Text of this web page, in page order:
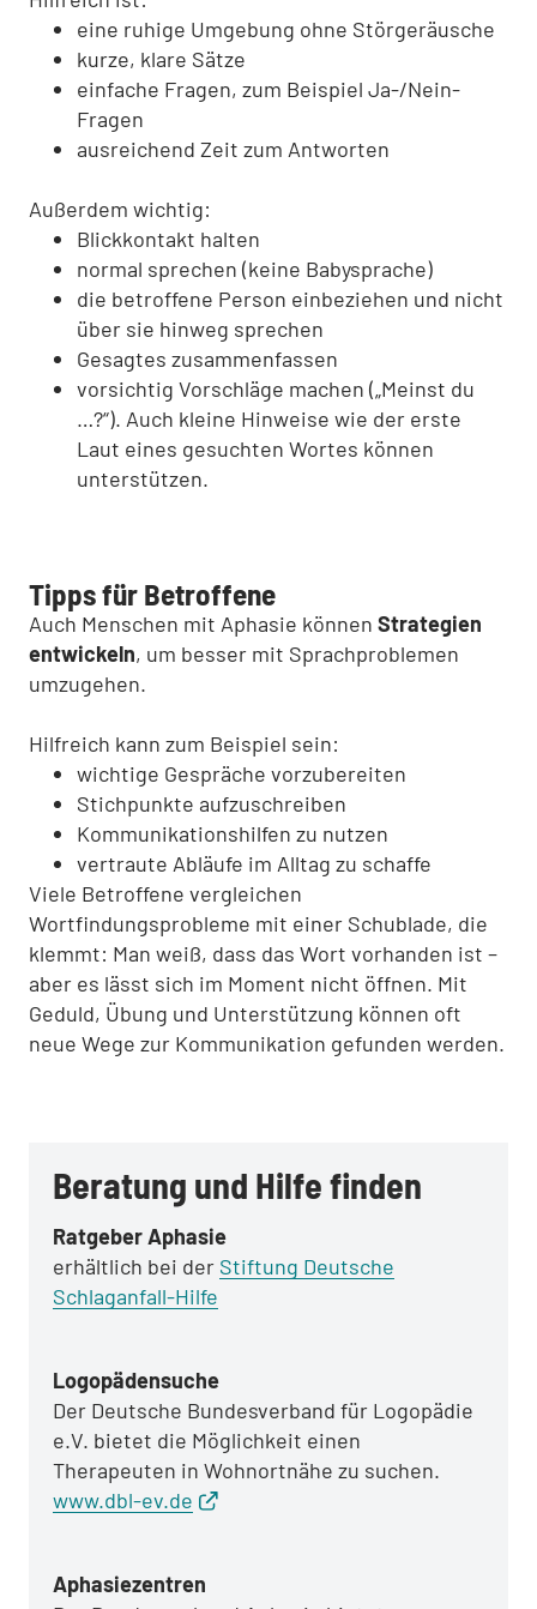
eine ruhige Umgebung ohne Störgeräusche
kurze, klare Sätze
einfache Fragen, zum Beispiel Ja-/Nein-
Fragen
ausreichend Zeit zum Antworten
Außerdem wichtig:
Blickkontakt halten
normal sprechen (keine Babysprache)
die betroffene Person einbeziehen und nicht
über sie hinweg sprechen
Gesagtes zusammenfassen
vorsichtig Vorschläge machen („Meinst du
…?“). Auch kleine Hinweise wie der erste
Laut eines gesuchten Wortes können
unterstützen.
Tipps für Betroffene
Auch Menschen mit Aphasie können Strategien
entwickeln, um besser mit Sprachproblemen
umzugehen.
Hilfreich kann zum Beispiel sein:
wichtige Gespräche vorzubereiten
Stichpunkte aufzuschreiben
Kommunikationshilfen zu nutzen
vertraute Abläufe im Alltag zu schaffe
Viele Betroffene vergleichen
Wortfindungsprobleme mit einer Schublade, die
klemmt: Man weiß, dass das Wort vorhanden ist –
aber es lässt sich im Moment nicht öffnen. Mit
Geduld, Übung und Unterstützung können oft
neue Wege zur Kommunikation gefunden werden.
Beratung und Hilfe finden
Ratgeber Aphasie
erhältlich bei der Stiftung Deutsche
Schlaganfall-Hilfe
Logopädensuche
Der Deutsche Bundesverband für Logopädie
e.V. bietet die Möglichkeit einen
Therapeuten in Wohnortnähe zu suchen.
www.dbl-ev.de
Aphasiezentren